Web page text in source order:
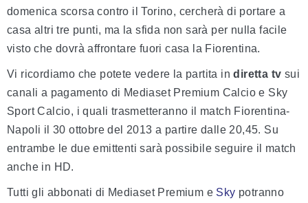
domenica scorsa contro il Torino, cercherà di portare a
casa altri tre punti, ma la sfida non sarà per nulla facile
visto che dovrà affrontare fuori casa la Fiorentina.
Vi ricordiamo che potete vedere la partita indiretta tv sui
canali a pagamento di Mediaset Premium Calcio e Sky
Sport Calcio, i quali trasmetteranno il match Fiorentina-
Napoli il 30 ottobre del 2013 a partire dalle 20,45. Su
entrambe le due emittenti sarà possibile seguire il match
anche in HD.
Tutti gli abbonati di Mediaset Premium e Sky potranno